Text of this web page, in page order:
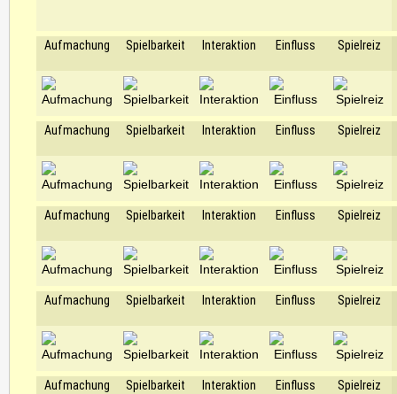
Aufmachung Spielbarkeit Interaktion Einfluss Spielreiz
Aufmachung Spielbarkeit Interaktion Einfluss Spielreiz
Aufmachung Spielbarkeit Interaktion Einfluss Spielreiz
Aufmachung Spielbarkeit Interaktion Einfluss Spielreiz
Aufmachung Spielbarkeit Interaktion Einfluss Spielreiz